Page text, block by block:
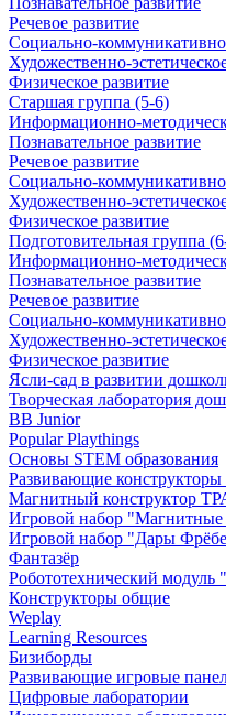
Речевое развитие
Социально-
Художественно-
Физическое развитие
Старшая группа (5-6)
Информационно-
Познавательное развитие
Речевое развитие
Социально-
Художественно-
Физическое развитие
Подготовительная группа
Информационно-
Познавательное развитие
Речевое развитие
Социально-
Художественно-
Физическое развитие
Ясли-сад в развитии
Творческая лаборатория
BB Junior
Popular Playthings
Основы STEM образования
Развивающие
Магнитный конструктор
Игровой набор
Игровой набор "Дары
Фантазёр
Робототехнический модуль
Конструкторы общие
Weplay
Learning Resources
Бизиборды
Развивающие игровые
Цифровые лаборатории